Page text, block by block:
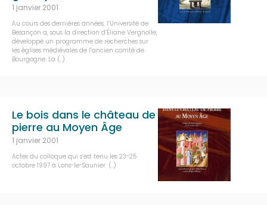
1 janvier 2001
Au cours des dernières années, l’Université de
Besançon a, sous la direction d’Éliane Vergnolle,
développé un programme de recherches sur
les églises médiévales de l’ancien comté de
Bourgogne. La (…)
Le bois dans le château de
pierre au Moyen Âge
1 janvier 2001
Actes du colloque qui s’est tenu les 23-25
octobre 1997 à Lons-le-Saunier. (…)